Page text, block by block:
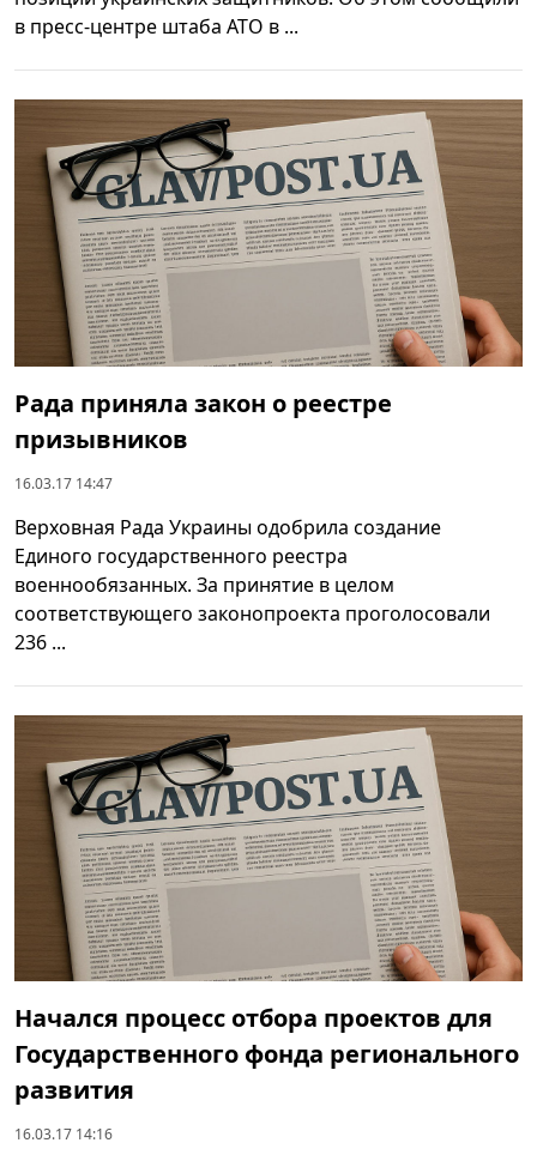
в пресс-центре штаба АТО в ...
Рада приняла закон о реестре
призывников
16.03.17 14:47
Верховная Рада Украины одобрила создание
Единого государственного реестра
военнообязанных. За принятие в целом
соответствующего законопроекта проголосовали
236 ...
Начался процесс отбора проектов для
Государственного фонда регионального
развития
16.03.17 14:16